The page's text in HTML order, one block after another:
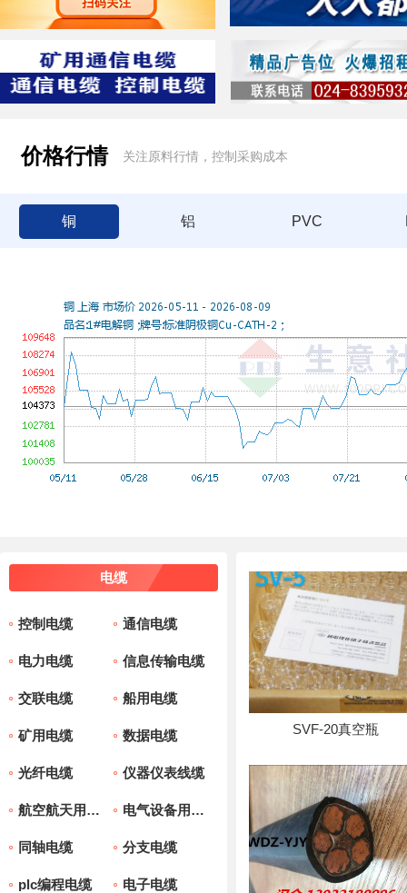
价格行情 关注原料行情，控制采购成本
铜 铝 PVC
电缆
控制电缆 通信电缆
电力电缆 信息传输电缆
交联电缆 船用电缆
矿用电缆 数据电缆
光纤电缆 仪器仪表线缆
航空航天用电
电气设备用电
同轴电缆
分支电缆
plc编程电缆 电子电缆
SVF-20真空瓶